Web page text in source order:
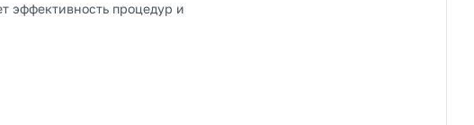
эффективность процедур и